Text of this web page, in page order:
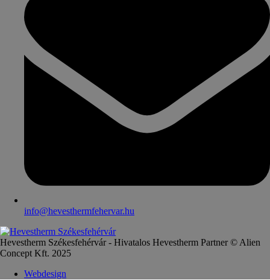
info@hevesthermfehervar.hu
Hevestherm Székesfehérvár - Hivatalos Hevestherm Partner © Alien
Concept Kft. 2025
Webdesign